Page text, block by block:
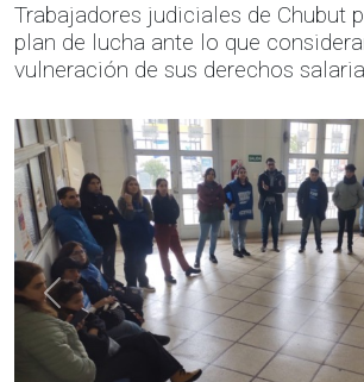
Trabajadores judiciales de Chubut
plan de lucha ante lo que
vulneración de sus derechos
Anterior